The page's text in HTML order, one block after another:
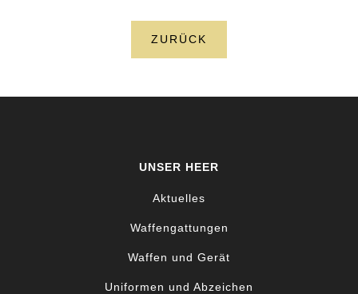
ZURÜCK
UNSER HEER
Aktuelles
Waffengattungen
Waffen und Gerät
Uniformen und Abzeichen